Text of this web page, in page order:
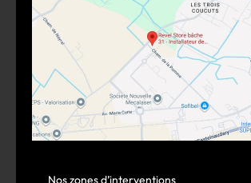
Nos zones d’interventions